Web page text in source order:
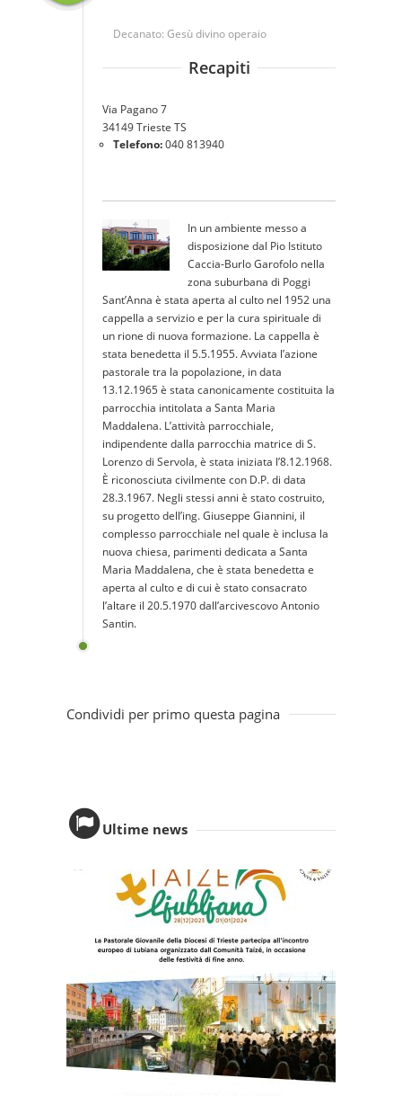
Decanato: Gesù divino operaio
Recapiti
Via Pagano 7
34149 Trieste TS
Telefono:040 813940
In un ambiente messo a
disposizione dal Pio Istituto
Caccia-Burlo Garofolo nella
zona suburbana di Poggi
Sant’Anna è stata aperta al culto nel 1952 una
cappella a servizio e per la cura spirituale di
un rione di nuova formazione. La cappella è
stata benedetta il 5.5.1955. Avviata l’azione
pastorale tra la popolazione, in data
13.12.1965 è stata canonicamente costituita la
parrocchia intitolata a Santa Maria
Maddalena. L’attività parrocchiale,
indipendente dalla parrocchia matrice di S.
Lorenzo di Servola, è stata iniziata l’8.12.1968.
È riconosciuta civilmente con D.P. di data
28.3.1967. Negli stessi anni è stato costruito,
su progetto dell’ing. Giuseppe Giannini, il
complesso parrocchiale nel quale è inclusa la
nuova chiesa, parimenti dedicata a Santa
Maria Maddalena, che è stata benedetta e
aperta al culto e di cui è stato consacrato
l’altare il 20.5.1970 dall’arcivescovo Antonio
Santin.
Condividi per primo questa pagina
Ultime news